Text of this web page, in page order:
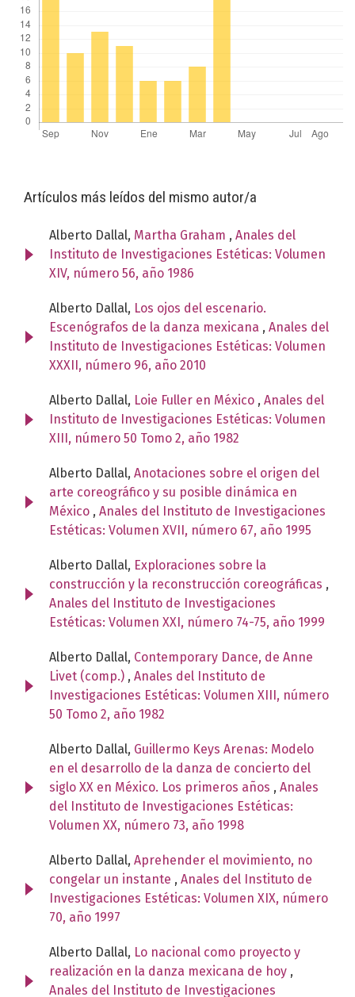
Artículos más leídos del mismo autor/a
Alberto Dallal, Martha Graham , Anales del
Instituto de Investigaciones Estéticas: Volumen
XIV, número 56, año 1986
Alberto Dallal, Los ojos del escenario.
Escenógrafos de la danza mexicana , Anales del
Instituto de Investigaciones Estéticas: Volumen
XXXII, número 96, año 2010
Alberto Dallal, Loie Fuller en México , Anales del
Instituto de Investigaciones Estéticas: Volumen
XIII, número 50 Tomo 2, año 1982
Alberto Dallal, Anotaciones sobre el origen del
arte coreográfico y su posible dinámica en
México , Anales del Instituto de Investigaciones
Estéticas: Volumen XVII, número 67, año 1995
Alberto Dallal, Exploraciones sobre la
construcción y la reconstrucción coreográficas ,
Anales del Instituto de Investigaciones
Estéticas: Volumen XXI, número 74-75, año 1999
Alberto Dallal, Contemporary Dance, de Anne
Livet (comp.) , Anales del Instituto de
Investigaciones Estéticas: Volumen XIII, número
50 Tomo 2, año 1982
Alberto Dallal, Guillermo Keys Arenas: Modelo
en el desarrollo de la danza de concierto del
siglo XX en México. Los primeros años , Anales
del Instituto de Investigaciones Estéticas:
Volumen XX, número 73, año 1998
Alberto Dallal, Aprehender el movimiento, no
congelar un instante , Anales del Instituto de
Investigaciones Estéticas: Volumen XIX, número
70, año 1997
Alberto Dallal, Lo nacional como proyecto y
realización en la danza mexicana de hoy ,
Anales del Instituto de Investigaciones